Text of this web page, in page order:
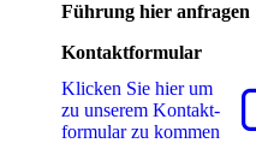
Führung hier anfragen
Kontaktformular
Klicken Sie hier um
zu unserem Kon­takt­
for­mu­lar zu kommen